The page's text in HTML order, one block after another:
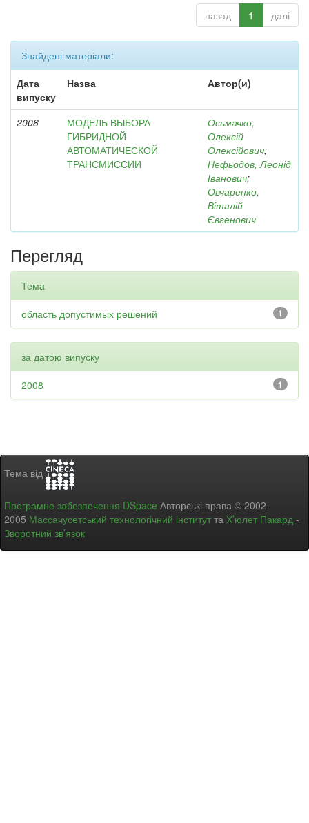
назад 1 далі
Знайдені матеріали:
Дата
випуску
Назва Автор(и)
2008
МОДЕЛЬ ВЫБОРА
ГИБРИДНОЙ
АВТОМАТИЧЕСКОЙ
ТРАНСМИССИИ
Осьмачко,
Олексій
Олексійович;
Нефьодов, Леонід
Іванович;
Овчаренко,
Віталій
Євгенович
Перегляд
Тема
1
область допустимых решений
за датою випуску
1
2008
Тема від
Програмне забезпечення DSpace Авторські права © 2002-
2005 Массачусетський технологічний інститут та Х’юлет Пакард -
Зворотний зв’язок